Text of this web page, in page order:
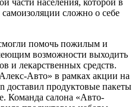
сложно о себе
помочь пожилым и
возможности выходить
и лекарственных средств.
Авто» в рамках акции на
доставил продуктовые пакеты
Команда салона «Авто-